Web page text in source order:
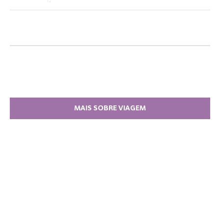
MAIS SOBRE VIAGEM